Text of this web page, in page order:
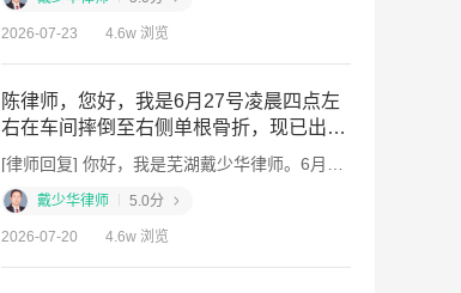
2026-07-23 4.6w 浏览
陈律师，您好，我是6月27号凌晨四点左
右在车间摔倒至右侧单根骨折，现已出院
五天在公司休养?
戴少华律师 5.0分
2026-07-20 4.6w 浏览